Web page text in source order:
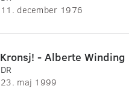
11. december 1976
Kronsj! - Alberte Winding
DR
23. maj 1999